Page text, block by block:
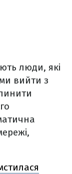
люди, які
вийти з